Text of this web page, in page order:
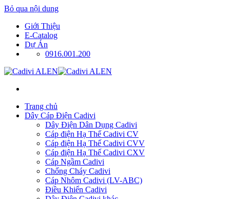
Bỏ qua nội dung
Giới Thiệu
E-Catalog
Dự Án
0916.001.200
Trang chủ
Dây Cáp Điện Cadivi
Dây Điện Dân Dụng Cadivi
Cáp điện Hạ Thế Cadivi CV
Cáp điện Hạ Thế Cadivi CVV
Cáp điện Hạ Thế Cadivi CXV
Cáp Ngầm Cadivi
Chống Cháy Cadivi
Cáp Nhôm Cadivi (LV-ABC)
Điều Khiển Cadivi